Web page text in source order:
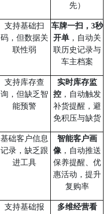
先）
支持基础扫
码，但数据关
联性弱
车牌一扫， 3秒
开单，自动关
联历史记录与
车主档案
支持库存查
询，但缺乏智
能预警
实时库存监
控，自动触发
补货提醒，避
免积压与缺货
基础客户信息
记录，缺乏跟
进工具
智能客户画
像 ，自动推送
保养提醒、优
惠活动，提升
复购率
支持基础报
多维经营看